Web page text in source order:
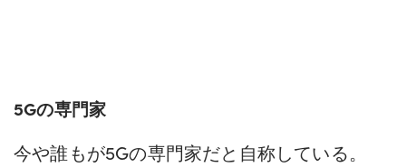
5Gの専門家
今や誰もが5Gの専門家だと自称している。